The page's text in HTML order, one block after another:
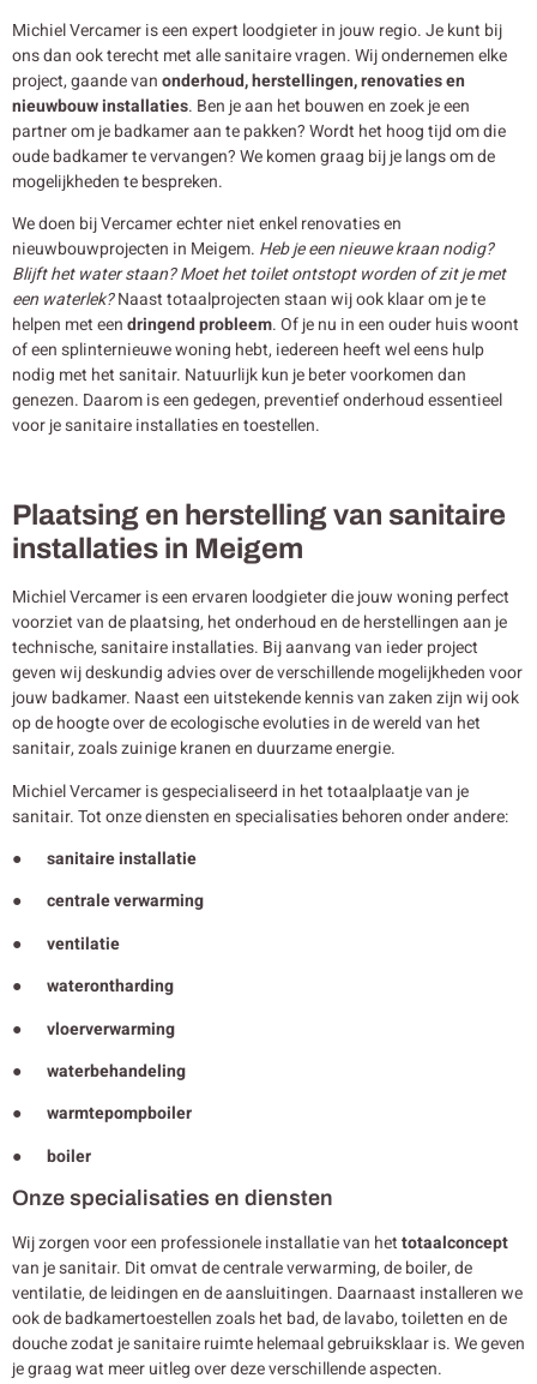
Michiel Vercamer is een expert loodgieter in jouw regio. Je kunt bij
ons dan ook terecht met alle sanitaire vragen. Wij ondernemen elke
project, gaande vanonderhoud, herstellingen, renovaties en
nieuwbouwinstallaties. Ben je aan het bouwen en zoek je een
partner om je badkamer aan te pakken? Wordt het hoog tijd om die
oude badkamer te vervangen? We komen graag bij je langs om de
mogelijkheden te bespreken.
We doen bij Vercamer echter niet enkel renovaties en
nieuwbouwprojecten in Meigem. Heb je een nieuwe kraan nodig?
Blijft het water staan? Moet het toilet ontstopt worden of zit je met
een waterlek?Naast totaalprojecten staan wij ook klaar om je te
helpen met eendringend probleem. Of je nu in een ouder huis woont
of een splinternieuwe woning hebt, iedereen heeft wel eens hulp
nodig met het sanitair. Natuurlijk kun je beter voorkomen dan
genezen. Daarom is een gedegen, preventief onderhoud essentieel
voor je sanitaire installaties en toestellen.
Plaatsing en herstelling van sanitaire
installaties in Meigem
Michiel Vercamer is een ervaren loodgieter die jouw woning perfect
voorziet van de plaatsing, het onderhoud en de herstellingen aan je
technische, sanitaire installaties. Bij aanvang van ieder project
geven wij deskundig advies over de verschillende mogelijkheden voor
jouw badkamer. Naast een uitstekende kennis van zaken zijn wij ook
op de hoogte over de ecologische evoluties in de wereld van het
sanitair, zoals zuinige kranen en duurzame energie.
Michiel Vercamer is gespecialiseerd in het totaalplaatje van je
sanitair. Tot onze diensten en specialisaties behoren onder andere:
● sanitaire installatie
● centrale verwarming
● ventilatie
● waterontharding
● vloerverwarming
● waterbehandeling
● warmtepompboiler
● boiler
Onze specialisaties en diensten
Wij zorgen voor een professionele installatie van hettotaalconcept
van je sanitair. Dit omvat de centrale verwarming, de boiler, de
ventilatie, de leidingen en de aansluitingen. Daarnaast installeren we
ook de badkamertoestellen zoals het bad, de lavabo, toiletten en de
douche zodat je sanitaire ruimte helemaal gebruiksklaar is. We geven
je graag wat meer uitleg over deze verschillende aspecten.